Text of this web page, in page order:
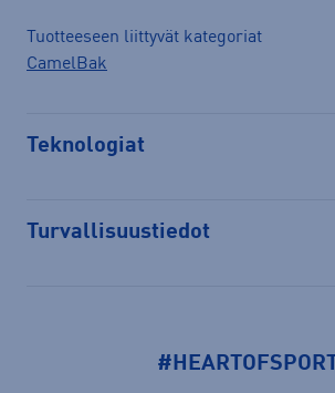
Tuotteeseen liittyvät kategoriat
CamelBak
Teknologiat
Turvallisuustiedot
#HEARTOFSPORT